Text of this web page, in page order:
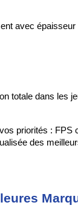
avec
totale dans les
priorités :
des